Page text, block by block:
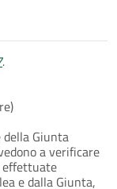
.
Giunta
a verificare
effettuate
e dalla Giunta,